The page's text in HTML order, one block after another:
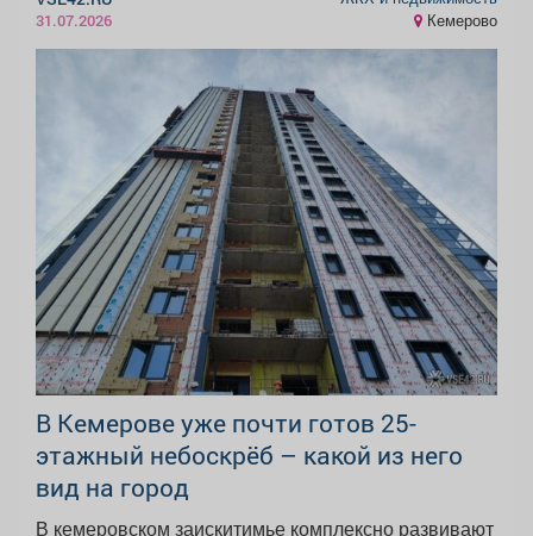
31.07.2026
Кемерово
В Кемерове уже почти готов 25-
этажный небоскрёб – какой из него
вид на город
В кемеровском заискитимье комплексно развивают